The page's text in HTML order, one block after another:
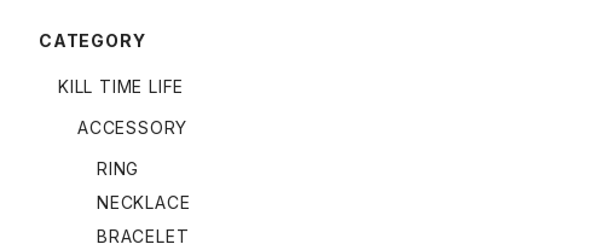
CATEGORY
KILL TIME LIFE
ACCESSORY
RING
NECKLACE
BRACELET